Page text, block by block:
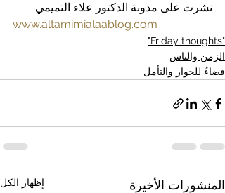
نشرت على مدونة الدكتور علاء التميمي
www.altamimialaablog.com
"Friday thoughts"
الزمن والناس
فضاءٌ للحوار والتأمل
المنشورات الأخيرة إظهار الكل